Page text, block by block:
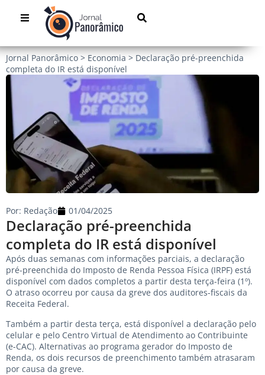
Jornal Panorâmico > Economia > Declaração pré-preenchida
completa do IR está disponível
Declaração pré-preenchida
completa do IR está disponível
Por: Redação 01/04/2025
Após duas semanas com informações parciais, a declaração
pré-preenchida do Imposto de Renda Pessoa Física (IRPF) está
disponível com dados completos a partir desta terça-feira (1º).
O atraso ocorreu por causa da greve dos auditores-fiscais da
Receita Federal.
Também a partir desta terça, está disponível a declaração pelo
celular e pelo Centro Virtual de Atendimento ao Contribuinte
(e-CAC). Alternativas ao programa gerador do Imposto de
Renda, os dois recursos de preenchimento também atrasaram
por causa da greve.